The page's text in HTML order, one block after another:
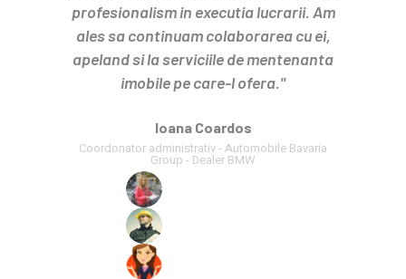
profesionalism in executia lucrarii. Am
ales sa continuam colaborarea cu ei,
apeland si la serviciile de mentenanta
imobile pe care-l ofera."
Ioana Coardos
Coordonator administrativ - Automobile Bavaria
Group - Dealer BMW